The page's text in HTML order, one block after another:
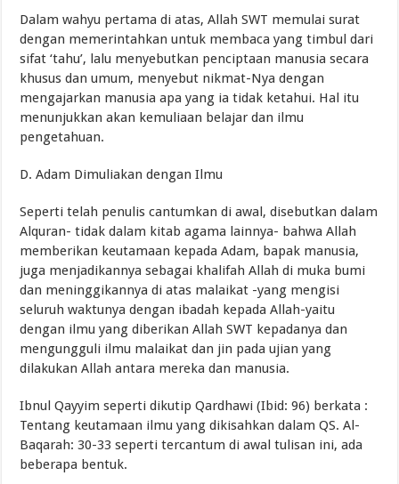
Dalam wahyu pertama di atas, Allah SWT memulai surat
dengan memerintahkan untuk membaca yang timbul dari
sifat ‘tahu’, lalu menyebutkan penciptaan manusia secara
khusus dan umum, menyebut nikmat-Nya dengan
mengajarkan manusia apa yang ia tidak ketahui. Hal itu
menunjukkan akan kemuliaan belajar dan ilmu
pengetahuan.
D. Adam Dimuliakan dengan Ilmu
Seperti telah penulis cantumkan di awal, disebutkan dalam
Alquran- tidak dalam kitab agama lainnya- bahwa Allah
memberikan keutamaan kepada Adam, bapak manusia,
juga menjadikannya sebagai khalifah Allah di muka bumi
dan meninggikannya di atas malaikat -yang mengisi
seluruh waktunya dengan ibadah kepada Allah-yaitu
dengan ilmu yang diberikan Allah SWT kepadanya dan
mengungguli ilmu malaikat dan jin pada ujian yang
dilakukan Allah antara mereka dan manusia.
Ibnul Qayyim seperti dikutip Qardhawi (Ibid: 96) berkata :
Tentang keutamaan ilmu yang dikisahkan dalam QS. Al-
Baqarah: 30-33 seperti tercantum di awal tulisan ini, ada
beberapa bentuk.